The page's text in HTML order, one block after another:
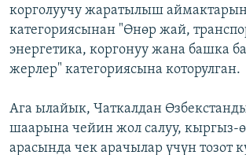
корголуучу жаратылыш
категориясынан "Өнөр жай,
энергетика, коргонуу жана башка
жерлер" категориясына которулган.
Ага ылайык, Чаткалдан
шаарына чейин жол салуу, кыргыз-
арасында чек арачылар үчүн тозот